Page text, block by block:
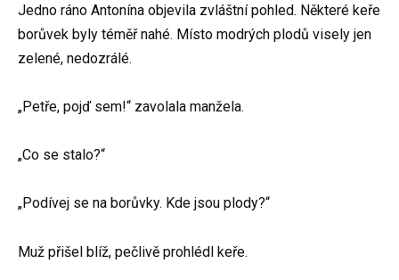
Jedno ráno Antonína objevila zvláštní pohled. Některé keře
borůvek byly téměř nahé. Místo modrých plodů visely jen
zelené, nedozrálé.
„Petře, pojď sem!“ zavolala manžela.
„Co se stalo?“
„Podívej se na borůvky. Kde jsou plody?“
Muž přišel blíž, pečlivě prohlédl keře.